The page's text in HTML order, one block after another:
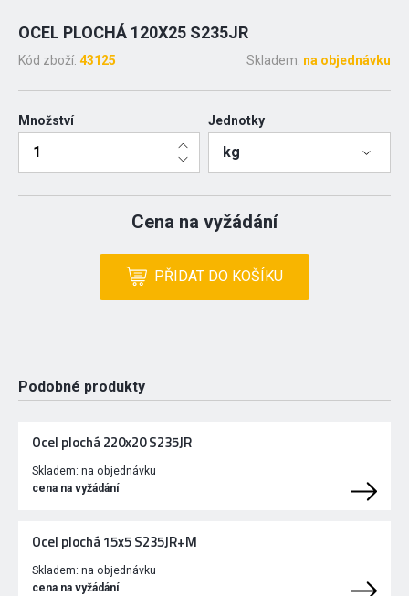
OCEL PLOCHÁ 120X25 S235JR
Kód zboží: 43125 Skladem: na objednávku
Množství Jednotky
kg
Cena na vyžádání
PŘIDAT DO KOŠÍKU
Podobné produkty
Ocel plochá 220x20 S235JR
Skladem: na objednávku
cena na vyžádání
Ocel plochá 15x5 S235JR+M
Skladem: na objednávku
cena na vyžádání